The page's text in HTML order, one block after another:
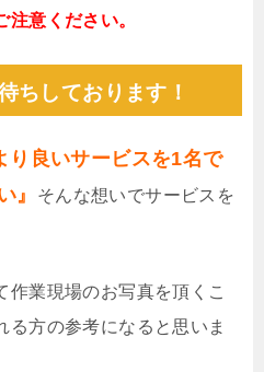
意ください。
ちしております！
り良いサービスを1名で
』
そんな想いでサービスを
作業現場のお写真を頂くこ
る方の参考になると思いま